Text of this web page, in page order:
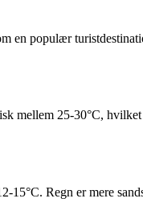
en populær
mellem 25-30°C,
Regn er mere